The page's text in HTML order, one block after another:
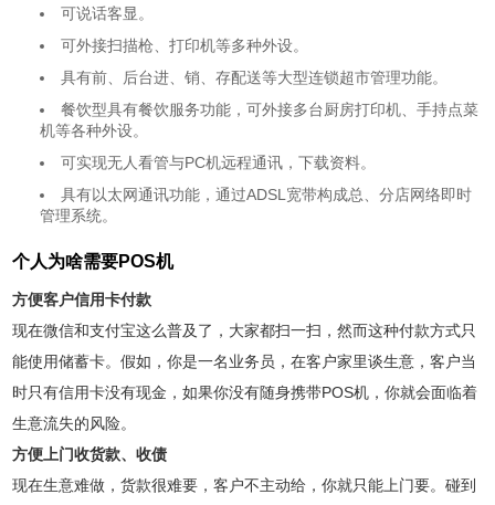
可说话客显。
可外接扫描枪、打印机等多种外设。
具有前、后台进、销、存配送等大型连锁超市管理功能。
餐饮型具有餐饮服务功能，可外接多台厨房打印机、手持点菜
机等各种外设。
可实现无人看管与PC机远程通讯，下载资料。
具有以太网通讯功能，通过ADSL宽带构成总、分店网络即时
管理系统。
个人为啥需要POS机
方便客户信用卡付款
现在微信和支付宝这么普及了，大家都扫一扫，然而这种付款方式只
能使用储蓄卡。假如，你是一名业务员，在客户家里谈生意，客户当
时只有信用卡没有现金，如果你没有随身携带POS机，你就会面临着
生意流失的风险。
方便上门收货款、收债
现在生意难做，货款很难要，客户不主动给，你就只能上门要。碰到